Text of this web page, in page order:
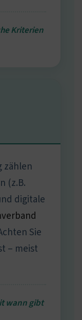
Kriterien
zählen
(z.B.
digitale
Sie
– meist
wann gibt